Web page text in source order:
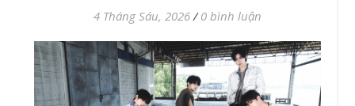
4 Tháng Sáu, 2026 / 0 bình luận